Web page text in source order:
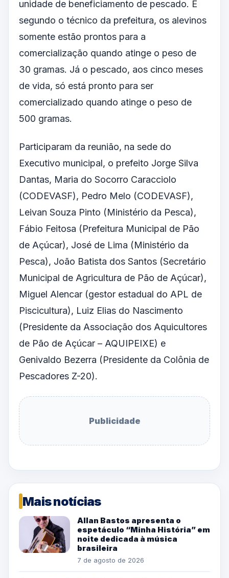
unidade de beneficiamento de pescado. E
segundo o técnico da prefeitura, os alevinos
somente estão prontos para a
comercialização quando atinge o peso de
30 gramas. Já o pescado, aos cinco meses
de vida, só está pronto para ser
comercializado quando atinge o peso de
500 gramas.
Participaram da reunião, na sede do
Executivo municipal, o prefeito Jorge Silva
Dantas, Maria do Socorro Caracciolo
(CODEVASF), Pedro Melo (CODEVASF),
Leivan Souza Pinto (Ministério da Pesca),
Fábio Feitosa (Prefeitura Municipal de Pão
de Açúcar), José de Lima (Ministério da
Pesca), João Batista dos Santos (Secretário
Municipal de Agricultura de Pão de Açúcar),
Miguel Alencar (gestor estadual do APL de
Piscicultura), Luiz Elias do Nascimento
(Presidente da Associação dos Aquicultores
de Pão de Açúcar – AQUIPEIXE) e
Genivaldo Bezerra (Presidente da Colônia de
Pescadores Z-20).
Publicidade
Mais notícias
Allan Bastos apresenta o
espetáculo “Minha História” em
noite dedicada à música
brasileira
7 de agosto de 2026